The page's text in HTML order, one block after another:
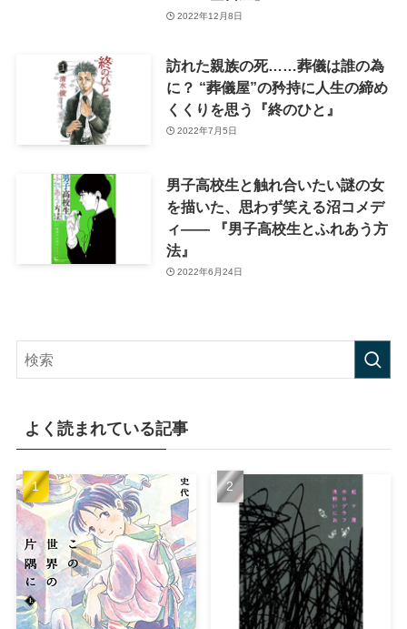
2022年12月8日
訪れた親族の死……葬儀は誰の為
に？ “葬儀屋”の矜持に人生の締め
くくりを思う『終のひと』
2022年7月5日
男子高校生と触れ合いたい謎の女
を描いた、思わず笑える沼コメデ
ィ—— 『男子高校生とふれあう方
法』
2022年6月24日
よく読まれている記事